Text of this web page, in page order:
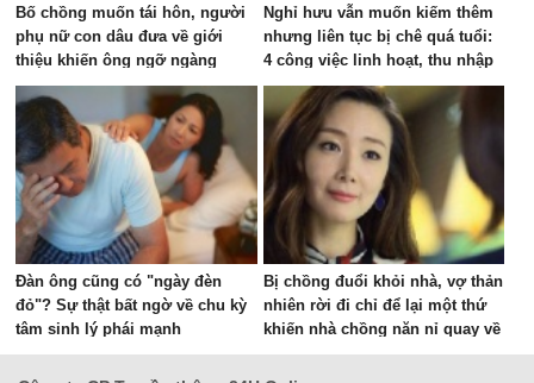
Bố chồng muốn tái hôn, người
phụ nữ con dâu đưa về giới
thiệu khiến ông ngỡ ngàng
Nghỉ hưu vẫn muốn kiếm thêm
nhưng liên tục bị chê quá tuổi:
4 công việc linh hoạt, thu nhập
vài triệu đồng mỗi tháng
Đàn ông cũng có "ngày đèn
đỏ"? Sự thật bất ngờ về chu kỳ
tâm sinh lý phái mạnh
Bị chồng đuổi khỏi nhà, vợ thản
nhiên rời đi chỉ để lại một thứ
khiến nhà chồng năn nỉ quay về